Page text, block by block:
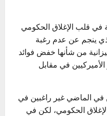
في قلب الإغلاق الحكومي
ينجم عن عدم رغبة
من شأنها خفض فوائد
في مقابل
في الماضي غير راغبين في
الحكومي، لكن في